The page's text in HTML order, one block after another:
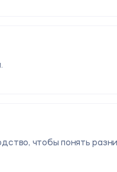
чтобы понять